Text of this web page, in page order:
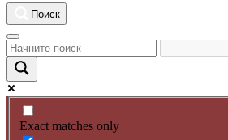
Поиск
Exact matches only